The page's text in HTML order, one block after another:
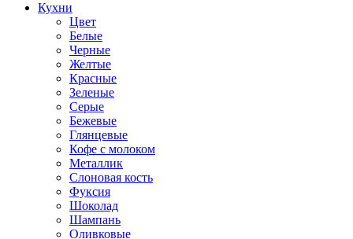
Кухни
Цвет
Белые
Черные
Желтые
Красные
Зеленые
Серые
Бежевые
Глянцевые
Кофе с молоком
Металлик
Слоновая кость
Фуксия
Шоколад
Шампань
Оливковые